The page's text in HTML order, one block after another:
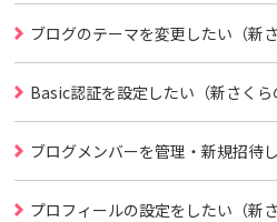
ブログのテーマを変更したい（新
Basic認証を設定したい（新さくら
ブログメンバーを管理・新規招待
プロフィールの設定をしたい（新